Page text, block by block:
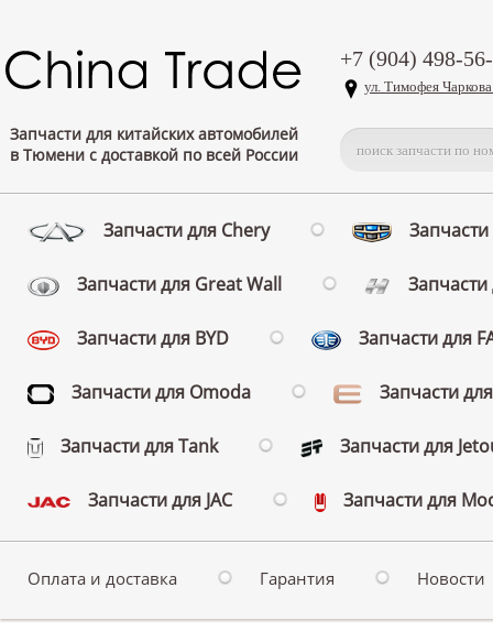
Запчасти для китайских автомобилей
в Тюмени с доставкой по всей России
+7 (904) 498-
ул. Тимофея
Запчасти для Chery
Запчасти для Great Wall
Запчасти для BYD Запчасти для
Запчасти для Omoda Запчасти
Запчасти для Tank Запчасти для
Запчасти для JAC Запчасти для
Оплата и доставка Гарантия Новости